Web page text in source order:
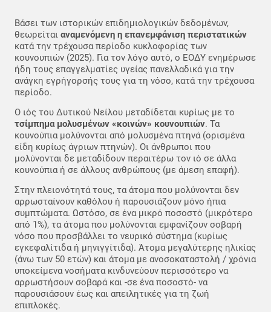
Βάσει των ιστορικών επιδημιολογικών δεδομένων,
θεωρείται αναμενόμενη η επανεμφάνιση περιστατικών
κατά την τρέχουσα περίοδο κυκλοφορίας των
κουνουπιών (2025). Για τον λόγο αυτό, ο ΕΟΔΥ ενημέρωσε
ήδη τους επαγγελματίες υγείας πανελλαδικά για την
ανάγκη εγρήγορσής τους για τη νόσο, κατά την τρέχουσα
περίοδο.
Ο ιός του Δυτικού Νείλου μεταδίδεται κυρίως με το
τσίμπημα μολυσμένων «κοινών» κουνουπιών. Τα
κουνούπια μολύνονται από μολυσμένα πτηνά (ορισμένα
είδη κυρίως άγριων πτηνών). Οι άνθρωποι που
μολύνονται δε μεταδίδουν περαιτέρω τον ιό σε άλλα
κουνούπια ή σε άλλους ανθρώπους (με άμεση επαφή).
Στην πλειονότητά τους, τα άτομα που μολύνονται δεν
αρρωσταίνουν καθόλου ή παρουσιάζουν μόνο ήπια
συμπτώματα. Ωστόσο, σε ένα μικρό ποσοστό (μικρότερο
από 1%), τα άτομα που μολύνονται εμφανίζουν σοβαρή
νόσο που προσβάλλει το νευρικό σύστημα (κυρίως
εγκεφαλίτιδα ή μηνιγγίτιδα). Άτομα μεγαλύτερης ηλικίας
(άνω των 50 ετών) και άτομα με ανοσοκαταστολή / χρόνια
υποκείμενα νοσήματα κινδυνεύουν περισσότερο να
αρρωστήσουν σοβαρά και -σε ένα ποσοστό- να
παρουσιάσουν έως και απειλητικές για τη ζωή
επιπλοκές.